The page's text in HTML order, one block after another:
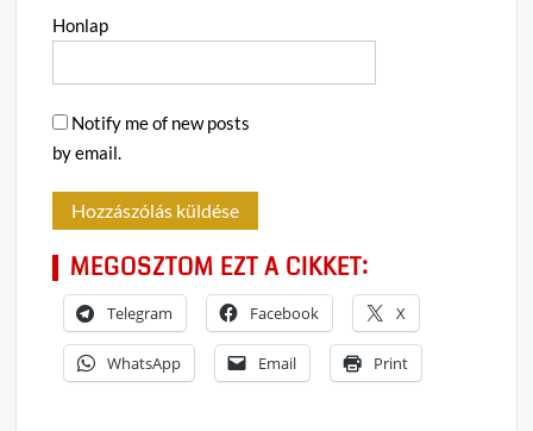
Honlap
Notify me of new posts
by email.
MEGOSZTOM EZT A CIKKET:
Telegram Facebook X
WhatsApp Email Print